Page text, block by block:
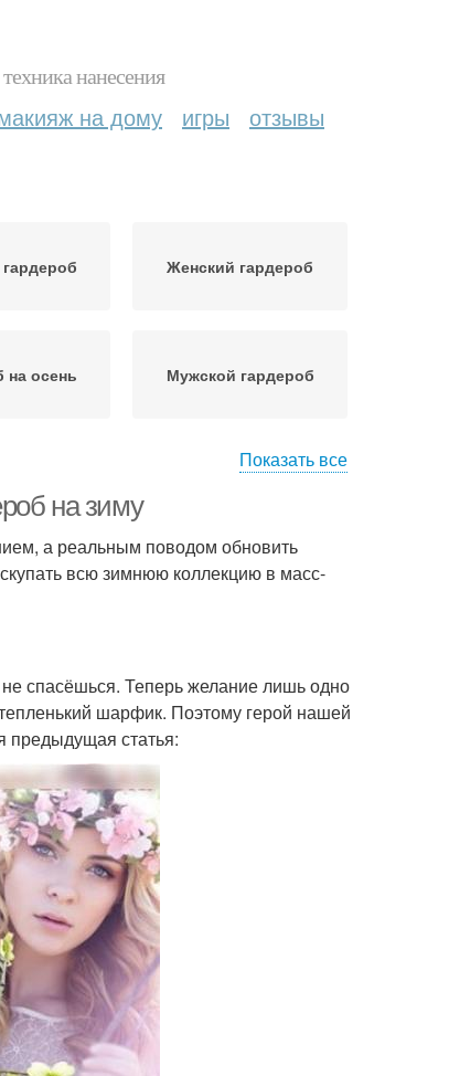
нанесения
на дому игры отзывы
Женский гардероб
на осень Мужской гардероб
Показать все
на зиму
а реальным поводом обновить
всю зимнюю коллекцию в масс-
спасёшься. Теперь желание лишь одно
шарфик. Поэтому герой нашей
предыдущая статья: